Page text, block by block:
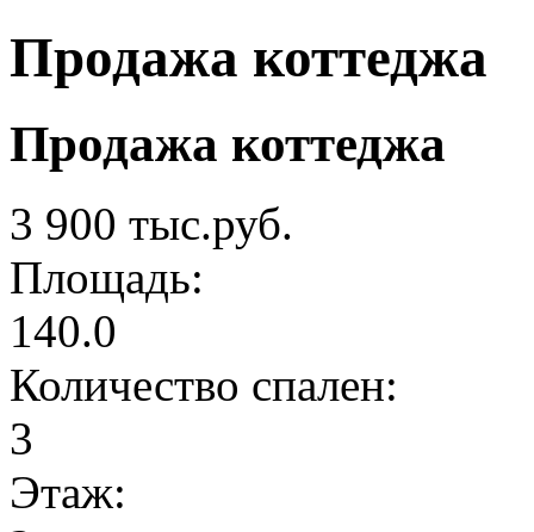
Продажа коттеджа
Продажа коттеджа
3 900 тыс.руб.
Площадь:
140.0
Количество спален:
3
Этаж: